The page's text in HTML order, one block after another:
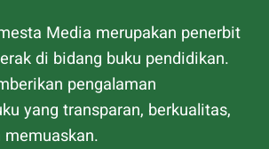
Media merupakan penerbit
di bidang buku pendidikan.
pengalaman
yang transparan, berkualitas,